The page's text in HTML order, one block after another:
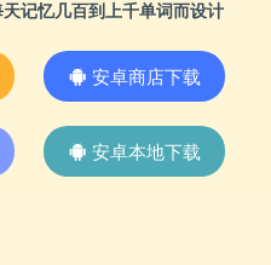
记忆几百到上千单词而设计
安卓商店下载
安卓本地下载